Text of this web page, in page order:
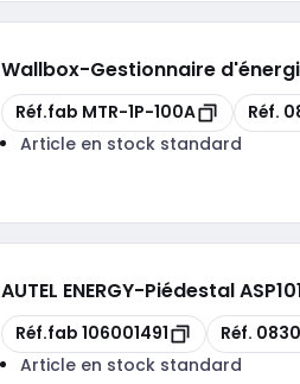
Wallbox-Gestionnaire
Copie
Réf.fab MTR-1P-100A Copie
Réf.
Article en stock standard
AUTEL ENERGY-Piédestal
Copie
Réf.fab 106001491 Copie
Réf.
Article en stock standard